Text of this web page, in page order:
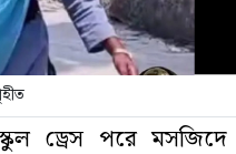
ড্রেস পরে মসজিদে